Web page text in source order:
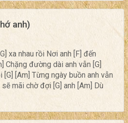
anh)
xa nhau rồi Nơi anh [F] đến
Chặng đường dài anh vẫn [G]
[Am] Từng ngày buồn anh vẫn
mãi chờ đợi [G] anh [Am] Dù